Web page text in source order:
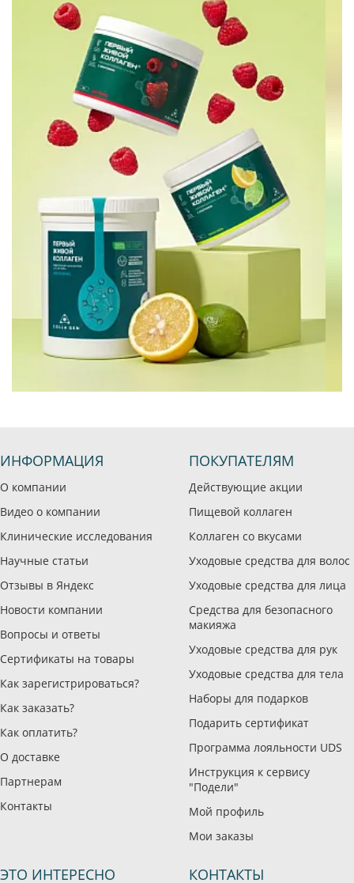
ИНФОРМАЦИЯ
О компании
Видео о компании
Клинические исследования
Научные статьи
Отзывы в Яндекс
Новости компании
Вопросы и ответы
Сертификаты на товары
Как зарегистрироваться?
Как заказать?
Как оплатить?
О доставке
Партнерам
Контакты
ПОКУПАТЕЛЯМ
Действующие акции
Пищевой коллаген
Коллаген со вкусами
Уходовые средства для волос
Уходовые средства для лица
Средства для безопасного
макияжа
Уходовые средства для рук
Уходовые средства для тела
Наборы для подарков
Подарить сертификат
Программа лояльности UDS
Инструкция к сервису
"Подели"
Мой профиль
Мои заказы
ЭТО ИНТЕРЕСНО КОНТАКТЫ